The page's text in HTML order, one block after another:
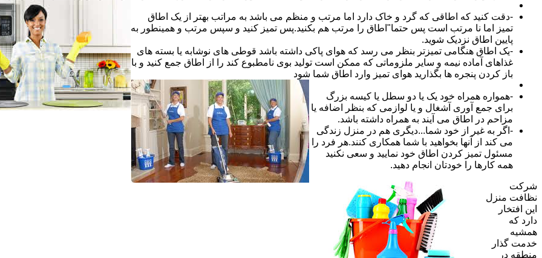
-دقت کنید که اطاقی که گرد و خاک دارد اما مرتب و منظم می باشد به مراتب بهتر از یک اطاق
تمیز اما نا مرتب است پس حتما"اطاق را مرتب هم بکنید.پس تمیز کنید و سپس مرتب و همینطور به
پایین اطاق نزدیک شوید.
-یک اطاق هنگامی تمیزتر بنظر می رسد که هوای پاکی داشته باشد قوطی های نوشابه یا بسته های
غذاهای آماده نیمه و سایر ملزوماتی که ممکن است تولید بوی نامطبوع کند را از اطاق جمع کنید و با
باز کردن پنجره ها بگذارید هوای تمیز وارد اطاق شما شود
-همواره همراه خود یک یا دو سطل یا کیسه بزرگ
برای جمع آوری آشغال و یا لوازمی که بنظر اضافه یا
مزاحم در اطاق می آیند به همراه داشته باشد.
-اگر به غیر از خود شما...دیگری هم در منزل زندگی
می کند از آنها بخواهید با شما همکاری کنند.هر فرد را
مسئول تمیز کردن اطاق خود نمایید و سعی نکنید
همه کارها را خودتان انجام دهید.
شرکت
نظافت منزل
این افتخار
دارد که
همشیه
خدمت گذار
منطقه در